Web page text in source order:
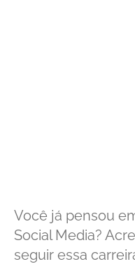
Você já pensou
Social Media?
seguir essa